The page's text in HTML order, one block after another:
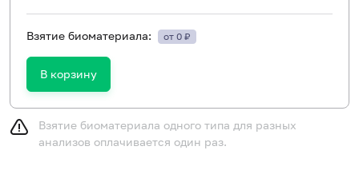
Взятие биоматериала: от 0 ₽
В корзину
Взятие биоматериала одного типа для разных
анализов оплачивается один раз.